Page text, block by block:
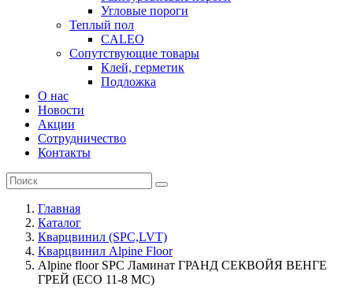
Угловые пороги
Теплый пол
CALEO
Сопутствующие товары
Клей, герметик
Подложка
О нас
Новости
Акции
Сотрудничество
Контакты
Главная
Каталог
Кварцвинил (SPC,LVT)
Кварцвинил Alpine Floor
Alpine floor SPC Ламинат ГРАНД СЕКВОЙЯ ВЕНГЕ
ГРЕЙ (ECO 11-8 MC)